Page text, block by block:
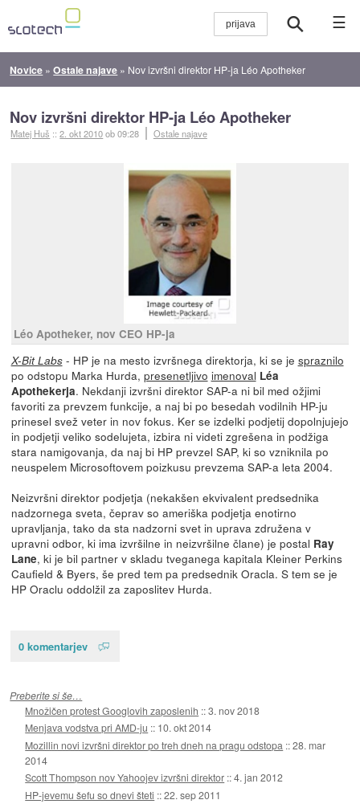
☰
Novice »Ostale najave » Nov izvršni direktor HP-ja Léo Apotheker
Nov izvršni direktor HP-ja Léo Apotheker
Matej Huš ::2. okt 2010ob 09:28 Ostale najave
Léo Apotheker, nov CEO HP-ja
X-Bit Labs- HP je na mesto izvršnega direktorja, ki se je spraznilo
po odstopu Marka Hurda, presenetljivo imenoval Léa
Apothekerja. Nekdanji izvršni direktor SAP-a ni bil med ožjimi
favoriti za prevzem funkcije, a naj bi po besedah vodilnih HP-ju
prinesel svež veter in nov fokus. Ker se izdelki podjetij dopolnjujejo
in podjetji veliko sodelujeta, izbira ni videti zgrešena in podžiga
stara namigovanja, da naj bi HP prevzel SAP, ki so vzniknila po
neuspelem Microsoftovem poizkusu prevzema SAP-a leta 2004.
Neizvršni direktor podjetja (nekakšen ekvivalent predsednika
nadzornega sveta, čeprav so ameriška podjetja enotirno
upravljanja, tako da sta nadzorni svet in uprava združena v
upravni odbor, ki ima izvršilne in neizvršilne člane) je postal Ray
Lane, ki je bil partner v skladu tveganega kapitala Kleiner Perkins
Caufield & Byers, še pred tem pa predsednik Oracla. S tem se je
HP Oraclu oddolžil za zaposlitev Hurda.
0 komentarjev
Preberite si še…
Množičen protest Googlovih zaposlenih ::3. nov 2018
Menjava vodstva pri AMD-ju :: 10. okt 2014
Mozillin novi izvršni direktor po treh dneh na pragu odstopa ::28. mar
2014
Scott Thompson nov Yahoojev izvršni direktor ::4. jan 2012
HP-jevemu šefu so dnevi šteti ::22. sep 2011